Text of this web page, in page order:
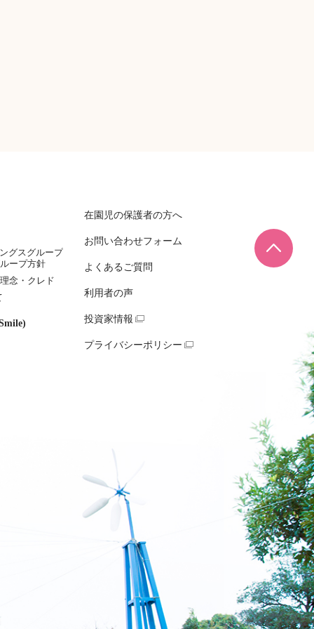
ページ
グスグループ
ープ方針
念・クレド
在園児の保護者の方へ
お問い合わせフォーム
よくあるご質問
利用者の声
投資家情報
プライバシーポリシー